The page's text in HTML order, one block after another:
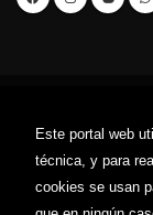
Este portal web
técnica, y para
cookies se usan